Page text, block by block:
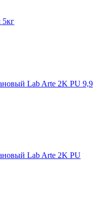
5кг
Lab Arte 2K PU 9,9
Lab Arte 2K PU